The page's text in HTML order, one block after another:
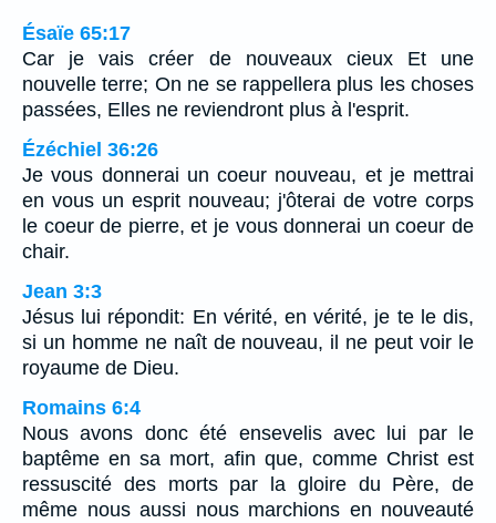
Ésaïe 65:17
Car je vais créer de nouveaux cieux Et une
nouvelle terre; On ne se rappellera plus les choses
passées, Elles ne reviendront plus à l'esprit.
Ézéchiel 36:26
Je vous donnerai un coeur nouveau, et je mettrai
en vous un esprit nouveau; j'ôterai de votre corps
le coeur de pierre, et je vous donnerai un coeur de
chair.
Jean 3:3
Jésus lui répondit: En vérité, en vérité, je te le dis,
si un homme ne naît de nouveau, il ne peut voir le
royaume de Dieu.
Romains 6:4
Nous avons donc été ensevelis avec lui par le
baptême en sa mort, afin que, comme Christ est
ressuscité des morts par la gloire du Père, de
même nous aussi nous marchions en nouveauté